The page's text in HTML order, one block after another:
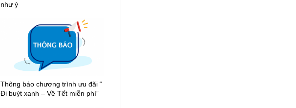
như ý
Thông báo chương trình ưu đãi “
Đi buýt xanh – Về Tết miễn phí”